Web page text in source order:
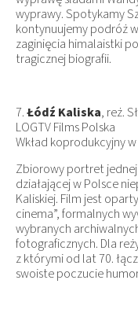
wyprawy. Spotykamy
kontynuujemy podróż
zaginięcia himalaistki
tragicznej biografii.
7.Łódź Kaliska, reż.
LOGTV Films Polska
Wkład koprodukcyjny
Zbiorowy portret
działającej w Polsce
Kaliskiej. Film jest
cinema”, formalnych
wybranych
fotograficznych. Dla
z którymi od lat 70.
swoiste poczucie